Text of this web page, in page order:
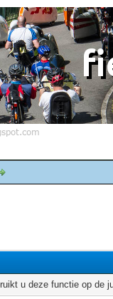
u deze functie op de